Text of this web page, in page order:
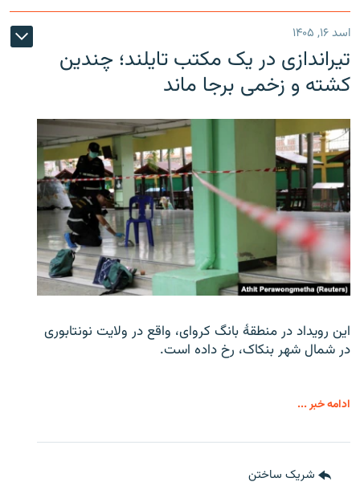
اسد ۱۶, ۱۴۰۵
تیراندازی در یک مکتب تایلند؛ چندین
کشته و زخمی برجا ماند
این رویداد در منطقۀ بانگ کروای، واقع در ولایت نونتابوری
در شمال شهر بنکاک، رخ داده است.
ادامه خبر ...
شریک ساختن